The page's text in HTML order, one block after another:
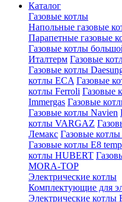
Каталог
Газовые котлы
Напольные газовые
Парапетные газовые
Газовые котлы
Италтерм Газовые
Газовые котлы
котлы ECA Газовые
котлы Ferroli Газовые
Immergas Газовые
Газовые котлы Navien
котлы VARGAZ
Лемакс Газовые
Газовые котлы E8
котлы HUBERT
MORA-TOP
Электрические котлы
Комплектующие для
Электрические котлы